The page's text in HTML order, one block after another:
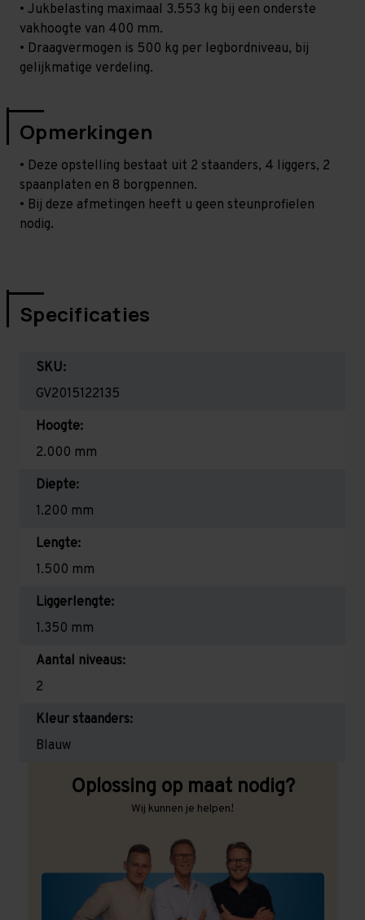
• Jukbelasting maximaal 3.553 kg bij een onderste
vakhoogte van 400 mm.
• Draagvermogen is 500 kg per legbordniveau, bij
gelijkmatige verdeling.
Opmerkingen
• Deze opstelling bestaat uit 2 staanders, 4 liggers, 2
spaanplaten en 8 borgpennen.
• Bij deze afmetingen heeft u geen steunprofielen
nodig.
Specificaties
SKU:
GV2015122135
Hoogte:
2.000 mm
Diepte:
1.200 mm
Lengte:
1.500 mm
Liggerlengte:
1.350 mm
Aantal niveaus:
2
Kleur staanders:
Blauw
Oplossing op maat nodig?
Wij kunnen je helpen!